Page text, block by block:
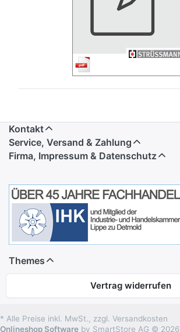
Kontakt
Service, Versand & Zahlung
Firma, Impressum & Datenschutz
Themes
Vertrag widerrufen
* Alle Preise inkl. MwSt., zzgl. Versandkosten
Onlineshop Software by SmartStore AG © 2026